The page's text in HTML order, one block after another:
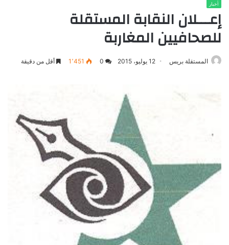
أخبار
إعـــلان النقابة المستقلة
للصحافيين المغاربة
المستقلة بريس 12 يوليو، 2015 0 1٬451 أقل من دقيقة